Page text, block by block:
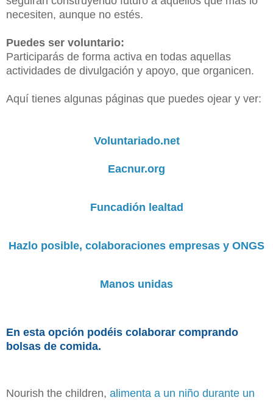
necesiten, aunque no estés.
Puedes ser voluntario:
Participarás de forma activa en todas aquellas
actividades de divulgación y apoyo, que organicen.
Aquí tienes algunas páginas que puedes ojear y ver:
Voluntariado.net
Eacnur.org
Funcadión lealtad
Hazlo posible, colaboraciones empresas y ONGS
Manos unidas
En esta opción podéis colaborar comprando
bolsas de comida.
Nourish the children, alimenta a un niño durante un